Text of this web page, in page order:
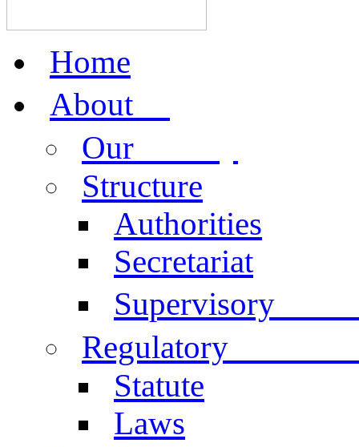
Home
Aboutus
Our
Structure
Authorities
Secretariat
Supervisory
Regulatory
Statute
Laws